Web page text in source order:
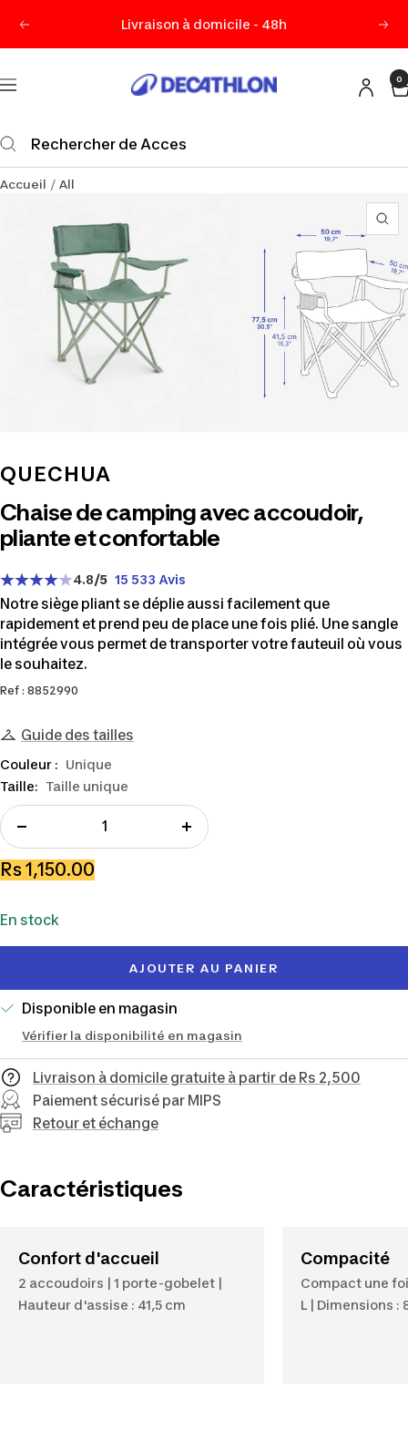
Précédent Livraison à domicile - 48h
Navigation
Decathlon
0
Accueil All
QUECHUA
Chaise de camping avec accoudoir,
pliante et confortable
4.8/5 15 533 Avis
Notre siège pliant se déplie aussi facilement que
rapidement et prend peu de place une fois plié. Une sangle
intégrée vous permet de transporter votre fauteuil où vous
le souhaitez.
Ref : 8852990
Guide des tailles
Taille: Taille unique
Couleur : Unique
la
quantité
Augmenter
Prix
vente
Rs 1,150.00
En stock
AJOUTER AU PANIER
Disponible en magasin
Vérifier la disponibilité en magasin
Livraison à domicile gratuite à partir de Rs 2,500
Paiement sécurisé par MIPS
Retour et échange
Caractéristiques
Confort d'accueil
2 accoudoirs | 1 porte-gobelet |
Hauteur d'assise : 41,5 cm
Compacité
Compact une
L | Dimensions :